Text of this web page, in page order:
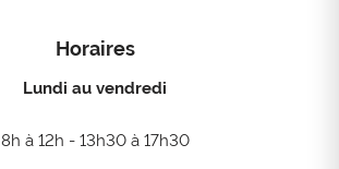
Horaires
Lundi au vendredi
8h à 12h - 13h30 à 17h30